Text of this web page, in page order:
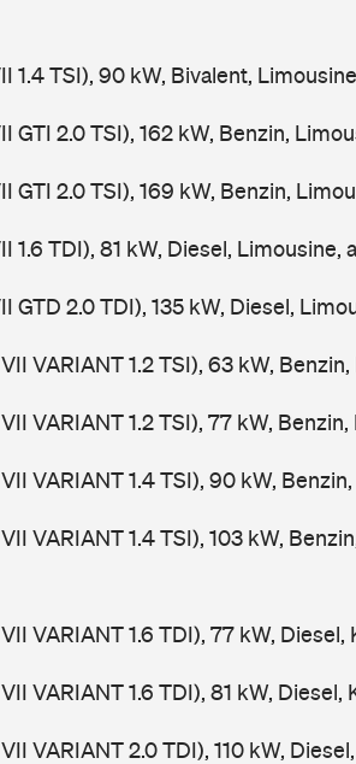
1.4 TSI), 90 kW, Bivalent,
GTI 2.0 TSI), 162 kW, Benzin,
GTI 2.0 TSI), 169 kW, Benzin,
1.6 TDI), 81 kW, Diesel, Limousine,
GTD 2.0 TDI), 135 kW, Diesel,
VARIANT 1.2 TSI), 63 kW,
VARIANT 1.2 TSI), 77 kW,
VARIANT 1.4 TSI), 90 kW,
VARIANT 1.4 TSI), 103 kW,
VARIANT 1.6 TDI), 77 kW, Diesel,
VARIANT 1.6 TDI), 81 kW, Diesel,
VARIANT 2.0 TDI), 110 kW,